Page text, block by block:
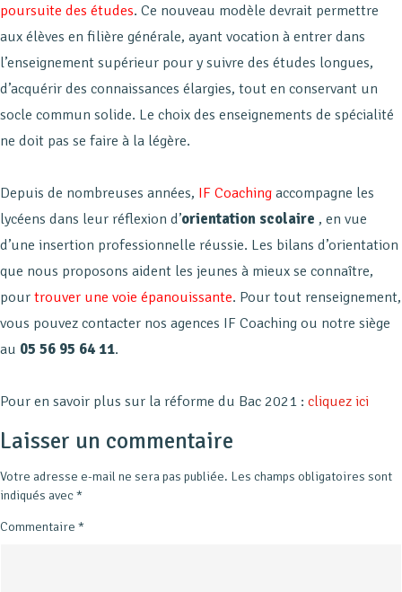
poursuite des études. Ce nouveau modèle devrait permettre
aux élèves en filière générale, ayant vocation à entrer dans
l’enseignement supérieur pour y suivre des études longues,
d’acquérir des connaissances élargies, tout en conservant un
socle commun solide. Le choix des enseignements de spécialité
ne doit pas se faire à la légère.
Depuis de nombreuses années, IF Coachingaccompagne les
lycéens dans leur réflexion d’orientation scolaire , en vue
d’une insertion professionnelle réussie. Les bilans d’orientation
que nous proposons aident les jeunes à mieux se connaître,
pourtrouver une voie épanouissante. Pour tout renseignement,
vous pouvez contacter nos agences IF Coaching ou notre siège
au 05 56 95 64 11.
Pour en savoir plus sur la réforme du Bac 2021 : cliquez ici
Laisser un commentaire
Votre adresse e-mail ne sera pas publiée. Les champs obligatoires sont
indiqués avec*
Commentaire *